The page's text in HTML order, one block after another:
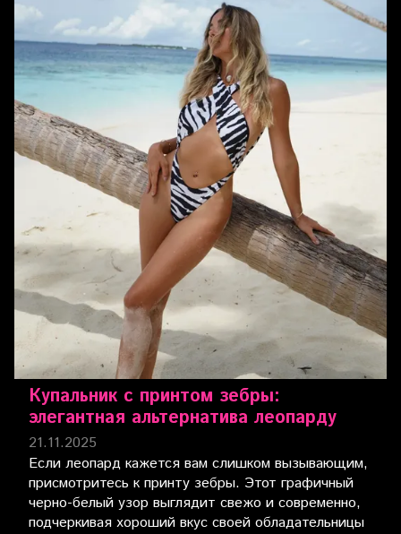
Купальник с принтом зебры:
элегантная альтернатива леопарду
21.11.2025
Если леопард кажется вам слишком вызывающим,
присмотритесь к принту зебры. Этот графичный
черно-белый узор выглядит свежо и современно,
подчеркивая хороший вкус своей обладательницы